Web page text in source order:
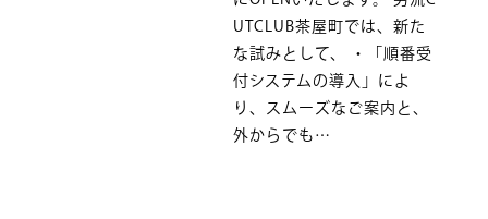
UTCLUB茶屋町では、新た
な試みとして、 ・「順番受
付システムの導入」によ
り、スムーズなご案内と、
外からでも…